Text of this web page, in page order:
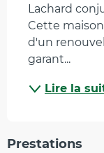
Lachard
Cette
d'un
garant...
Lire la
Prestations